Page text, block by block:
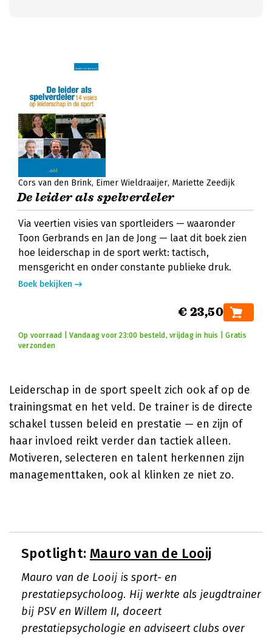
Cors van den Brink Eimer Wieldraaijer Mariette Zeedijk
De leider als spelverdeler
Via veertien visies van sportleiders — waaronder
Toon Gerbrands en Jan de Jong — laat dit boek zien
hoe leiderschap in de sport werkt: tactisch,
mensgericht en onder constante publieke druk.
Boek bekijken
€ 23,50
Op voorraad | Vandaag voor 23:00 besteld, vrijdag in huis | Gratis
verzonden
Leiderschap in de sport speelt zich ook af op de
trainingsmat en het veld. De trainer is de directe
schakel tussen beleid en prestatie — en zijn of
haar invloed reikt verder dan tactiek alleen.
Motiveren, selecteren en talent herkennen zijn
managementtaken, ook al klinken ze niet zo.
Spotlight: Mauro van de Looij
Mauro van de Looij is sport- en
prestatiepsycholoog. Hij werkte als jeugdtrainer
bij PSV en Willem II, doceert
prestatiepsychologie en adviseert clubs over